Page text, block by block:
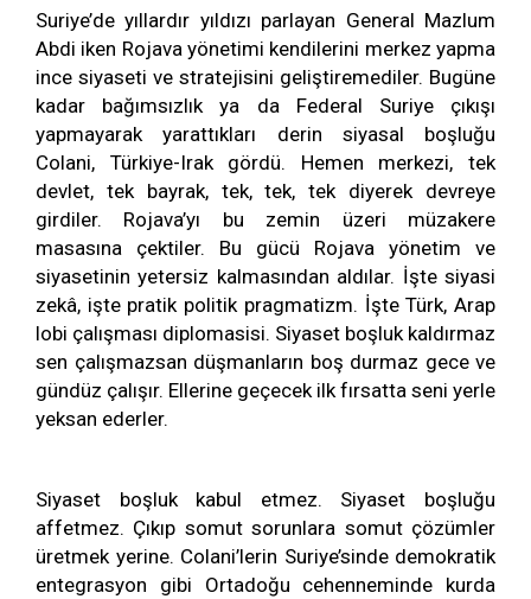
Suriye’de yıllardır yıldızı parlayan General Mazlum
Abdi iken Rojava yönetimi kendilerini merkez yapma
ince siyaseti ve stratejisini geliştiremediler. Bugüne
kadar bağımsızlık ya da Federal Suriye çıkışı
yapmayarak yarattıkları derin siyasal boşluğu
Colani, Türkiye-Irak gördü. Hemen merkezi, tek
devlet, tek bayrak, tek, tek, tek diyerek devreye
girdiler. Rojava’yı bu zemin üzeri müzakere
masasına çektiler. Bu gücü Rojava yönetim ve
siyasetinin yetersiz kalmasından aldılar. İşte siyasi
zekâ, işte pratik politik pragmatizm. İşte Türk, Arap
lobi çalışması diplomasisi. Siyaset boşluk kaldırmaz
sen çalışmazsan düşmanların boş durmaz gece ve
gündüz çalışır. Ellerine geçecek ilk fırsatta seni yerle
yeksan ederler.
Siyaset boşluk kabul etmez. Siyaset boşluğu
affetmez. Çıkıp somut sorunlara somut çözümler
üretmek yerine. Colani’lerin Suriye’sinde demokratik
entegrasyon gibi Ortadoğu cehenneminde kurda